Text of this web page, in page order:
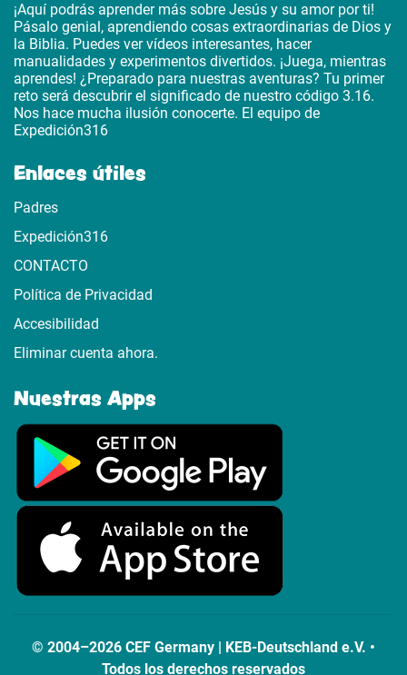
¡Aquí podrás aprender más sobre Jesús y su amor por ti!
Pásalo genial, aprendiendo cosas extraordinarias de Dios y
la Biblia. Puedes ver vídeos interesantes, hacer
manualidades y experimentos divertidos. ¡Juega, mientras
aprendes! ¿Preparado para nuestras aventuras? Tu primer
reto será descubrir el significado de nuestro código 3.16.
Nos hace mucha ilusión conocerte. El equipo de
Expedición316
Enlaces útiles
Padres
Expedición316
CONTACTO
Política de Privacidad
Accesibilidad
Eliminar cuenta ahora.
Nuestras Apps
© 2004–2026 CEF Germany | KEB-Deutschland e.V. •
Todos los derechos reservados